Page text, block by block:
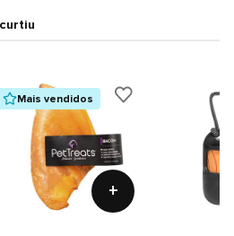
Mais vendidos
+